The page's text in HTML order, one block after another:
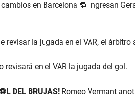
en Barcelona 🔁 ingresan
revisar la jugada en el VAR, el
revisará en el VAR la jugada del gol.
DEL BRUJAS! Romeo Vermant